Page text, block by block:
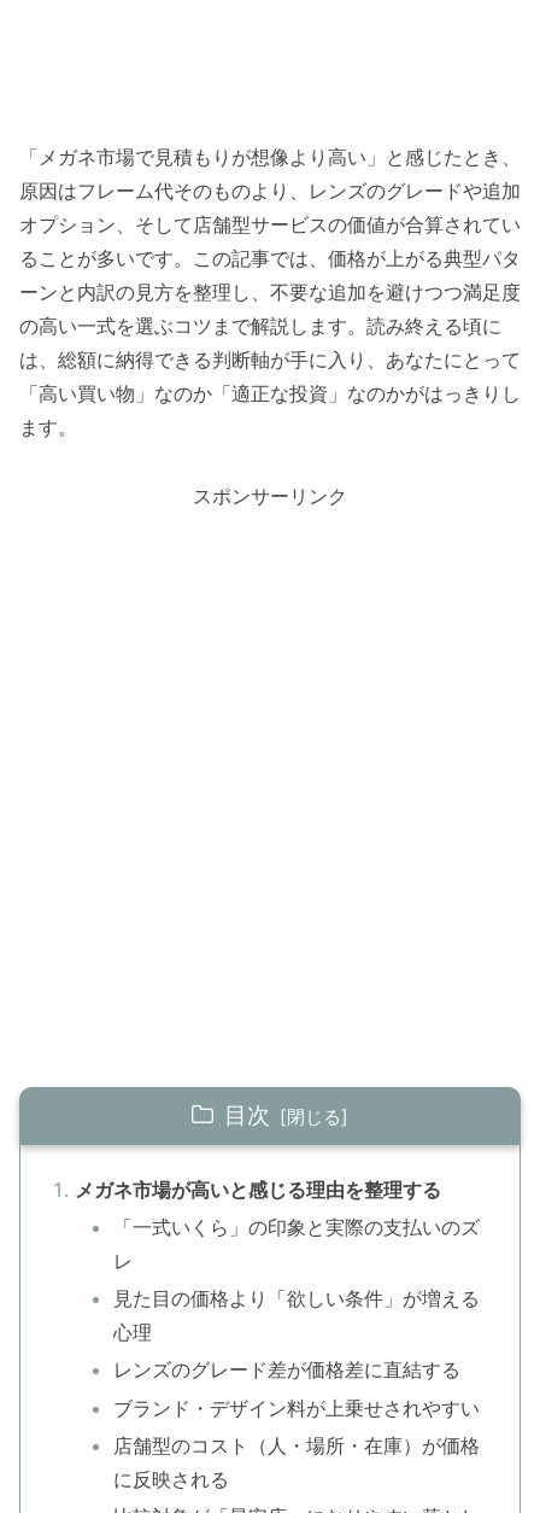
「メガネ市場で見積もりが想像より高い」と感じたとき、
原因はフレーム代そのものより、レンズのグレードや追加
オプション、そして店舗型サービスの価値が合算されてい
ることが多いです。この記事では、価格が上がる典型パタ
ーンと内訳の見方を整理し、不要な追加を避けつつ満足度
の高い一式を選ぶコツまで解説します。読み終える頃に
は、総額に納得できる判断軸が手に入り、あなたにとって
「高い買い物」なのか「適正な投資」なのかがはっきりし
ます。
スポンサーリンク
目次
メガネ市場が高いと感じる理由を整理する
「一式いくら」の印象と実際の支払いのズ
レ
見た目の価格より「欲しい条件」が増える
心理
レンズのグレード差が価格差に直結する
ブランド・デザイン料が上乗せされやすい
店舗型のコスト（人・場所・在庫）が価格
に反映される